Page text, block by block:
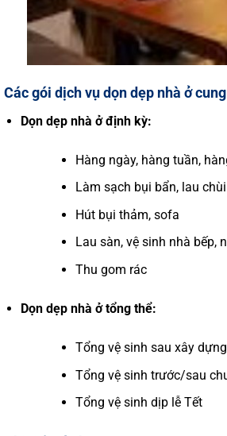
Các gói dịch vụ dọn dẹp nhà ở
Dọn dẹp nhà ở định kỳ:
Hàng ngày, hàng tuần,
Làm sạch bụi bẩn, lau
Hút bụi thảm, sofa
Lau sàn, vệ sinh nhà bếp,
Thu gom rác
Dọn dẹp nhà ở tổng thể:
Tổng vệ sinh sau xây
Tổng vệ sinh trước/sau
Tổng vệ sinh dịp lễ Tết